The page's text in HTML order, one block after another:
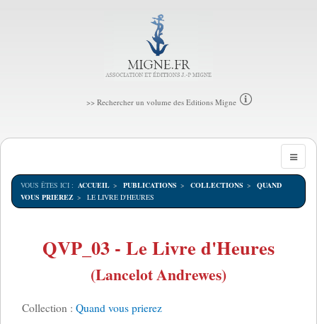
>> Rechercher un volume des Editions Migne
VOUS ÊTES ICI : ACCUEIL PUBLICATIONS COLLECTIONS
QUAND
VOUS PRIEREZ
LE LIVRE D'HEURES
QVP_03 - Le Livre d'Heures
(Lancelot Andrewes)
Collection : Quand vous prierez